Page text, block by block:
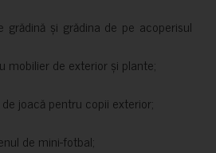
grădină și grădina de pe acoperisul
mobilier de exterior și plante;
joacă pentru copii exterior;
de mini-fotbal;